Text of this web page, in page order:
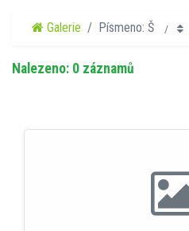
Galerie Písmeno: Š
Nalezeno: 0 záznamů